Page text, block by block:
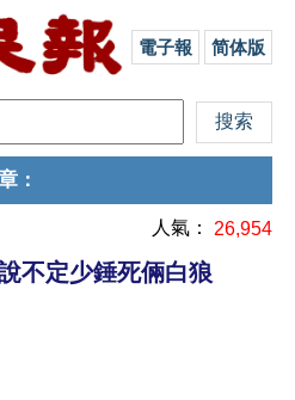
電子報 简体版
：
人氣： 26,954
不定少錘死倆白狼